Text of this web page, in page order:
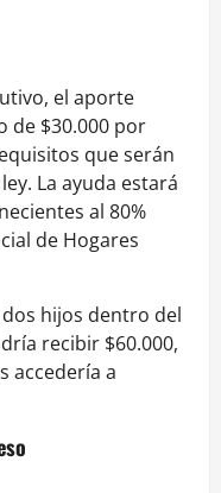
el aporte
de $30.000 por
que serán
La ayuda estará
al 80%
de Hogares
hijos dentro del
recibir $60.000,
accedería a